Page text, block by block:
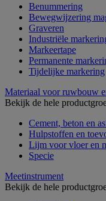
Benummering
Bewegwijzering
Graveren
Industriële
Markeertape
Permanente
Tijdelijke markering
Materiaal voor ruwbouw
Bekijk de hele
Cement, beton en
Hulpstoffen en
Lijm voor vloer en
Specie
Meetinstrument
Bekijk de hele